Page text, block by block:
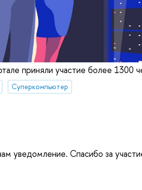
приняли участие более 1300
Суперкомпьютер
уведомление. Спасибо за